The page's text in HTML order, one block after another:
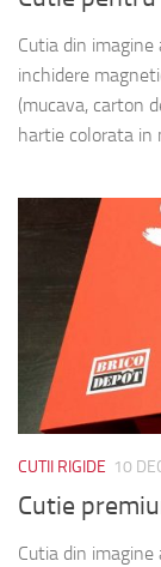
Cutia din
inchidere
(mucava, carton
hartie colorata in
CUTII RIGIDE 10
Cutie
Cutia din